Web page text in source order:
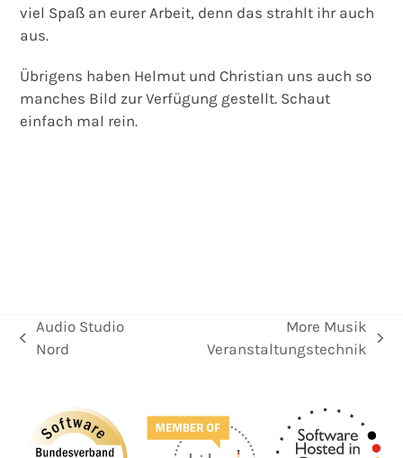
viel Spaß an eurer Arbeit, denn das strahlt ihr auch
aus.
Übrigens haben Helmut und Christian uns auch so
manches Bild zur Verfügung gestellt. Schaut
einfach mal rein.
vorheriger
Audio Studio
Nord
Nächster
More Musik
Veranstaltungstechnik